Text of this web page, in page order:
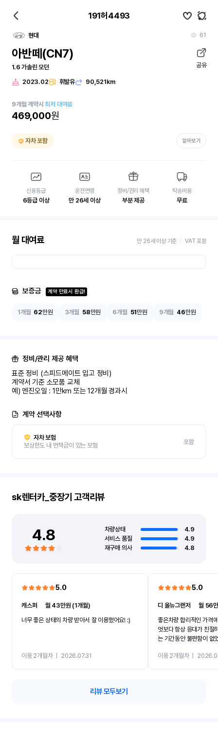
191허4493
현대 61
아반떼(CN7)
1.6 가솔린 모던 공유
2023.02 휘발유 90,521km
9개월 계약시최저 대여료
469,000원
자차 포함 알아보기
신용등급
6등급 이상
운전연령
만 26세 이상
정비/관리 혜택
부분 제공
탁송비용
무료
월 대여료 만 26세 이상 기준 VAT 포함
보증금 계약 만료시 환급!
1개월 62만원 3개월 58만원 6개월 51만원 9개월 46만원
정비/관리 제공 혜택
표준 정비 (스피드메이트 입고 정비)
계약서 기준 소모품 교체
예) 엔진오일 : 1만km 또는 12개월 경과시
계약 선택사항
자차 보험
보상한도 내 면책금이 있는 보험
포함
sk렌터카_중장기 고객리뷰
4.8 차량상태
4.9
서비스 품질
4.9
재구매 의사
4.8
5.0
캐스퍼
월 43만원 (1개월)
너무 좋은 상태의 차량 받아서 잘 이용했어요! :)
이용 2개월차ㅣ 2026.07.31
5.0
디 올뉴그랜저 ㅣ월 56
좋은차량 합리적인 가격
엇보다 항상 응대가 친절
는 기간동안 불편함이 없
카 렌트 고민없이 강추합
이용 2개월차ㅣ
리뷰 모두보기